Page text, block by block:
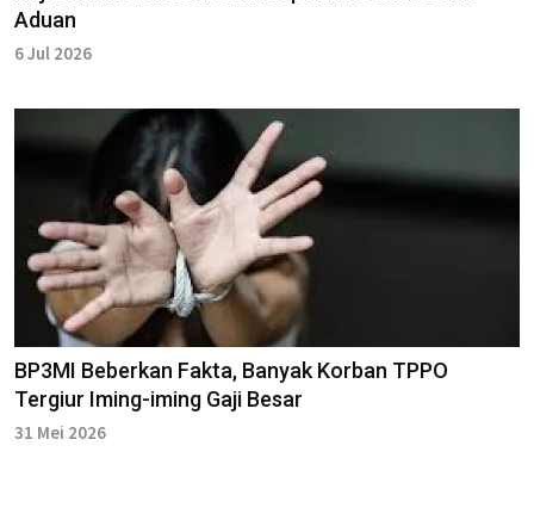
Aduan
6 Jul 2026
BP3MI Beberkan Fakta, Banyak Korban TPPO
Tergiur Iming-iming Gaji Besar
31 Mei 2026